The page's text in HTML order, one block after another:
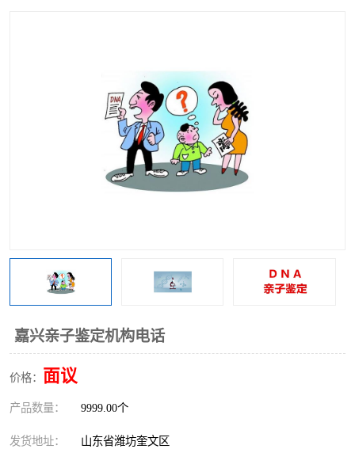
嘉兴亲子鉴定机构电话
价格： 面议
产品数量： 9999.00个
发货地址： 山东省潍坊奎文区